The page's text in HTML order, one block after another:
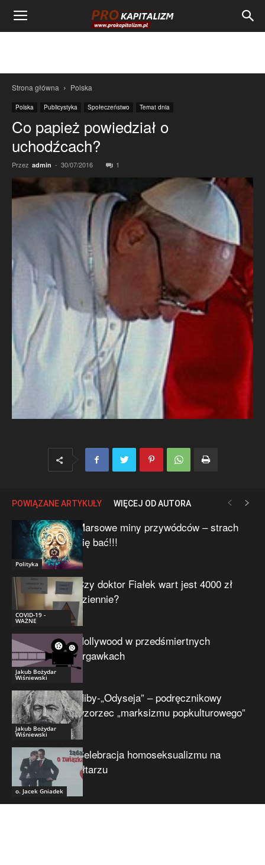
Strona główna Polska
Polska Publicystyka Społeczeństwo Temat dnia
Co papież powiedział o
uchodźcach?
Przez admin - 30/07/2016 1
POWIĄZANE ARTYKUŁY WIĘCEJ OD AUTORA
Polityka
Marsowe miny przywódców – strach
się bać!!!
COVID-19 -
WAŻNE
Czy doktor Fiałek wart jest 4000 zł
dziennie?
Jakub Bożydar
Wiśniewski
Hollywood w przedśmiertnych
drgawkach
Jakub Bożydar
Wiśniewski
Niby-„Odyseja” – podręcznikowy
wzorzec „marksizmu popkulturowego”
o. Jacek Gniadek
Celebracja homoseksualizmu na
ołtarzu